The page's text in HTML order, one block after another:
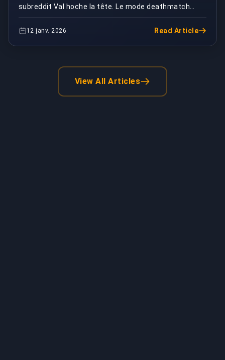
subreddit Val hoche la tête. Le mode deathmatch
censé vous aider à vous échauffer ? Il vous enseigne
en ...12 janv. 2026 Read Article
View All Articles